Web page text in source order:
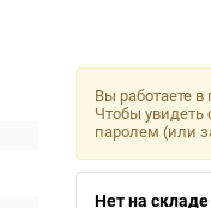
Вы работаете
Чтобы
паролем (или
Нет на складе